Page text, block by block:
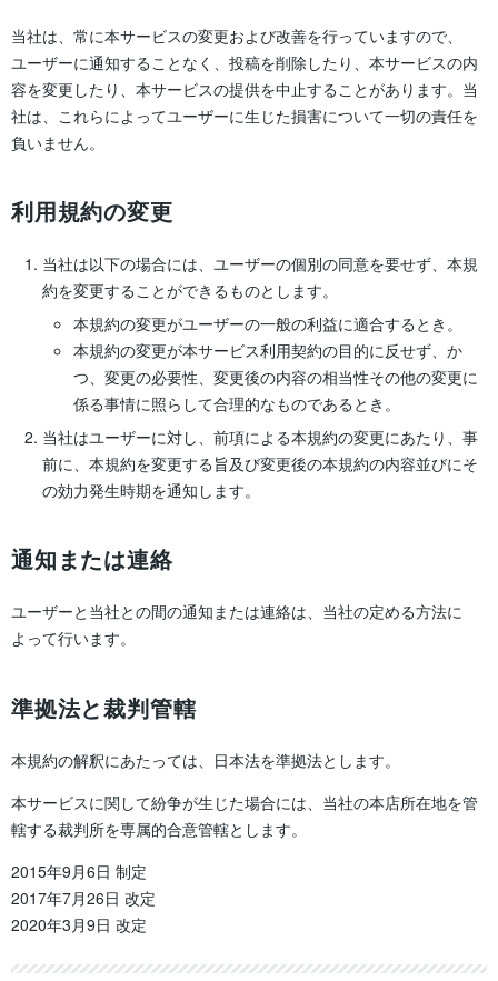
当社は、常に本サービスの変更および改善を行っていますので、
ユーザーに通知することなく、投稿を削除したり、本サービスの内
容を変更したり、本サービスの提供を中止することがあります。当
社は、これらによってユーザーに生じた損害について一切の責任を
負いません。
利用規約の変更
当社は以下の場合には、ユーザーの個別の同意を要せず、本規
約を変更することができるものとします。
本規約の変更がユーザーの一般の利益に適合するとき。
本規約の変更が本サービス利用契約の目的に反せず、か
つ、変更の必要性、変更後の内容の相当性その他の変更に
係る事情に照らして合理的なものであるとき。
当社はユーザーに対し、前項による本規約の変更にあたり、事
前に、本規約を変更する旨及び変更後の本規約の内容並びにそ
の効力発生時期を通知します。
通知または連絡
ユーザーと当社との間の通知または連絡は、当社の定める方法に
よって行います。
準拠法と裁判管轄
本規約の解釈にあたっては、日本法を準拠法とします。
本サービスに関して紛争が生じた場合には、当社の本店所在地を管
轄する裁判所を専属的合意管轄とします。
2015年9月6日 制定
2017年7月26日 改定
2020年3月9日 改定